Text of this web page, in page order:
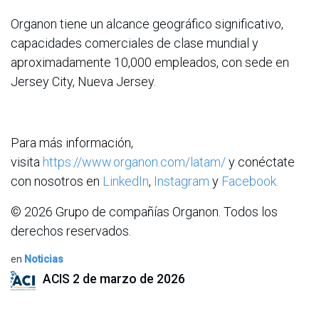
Organon tiene un alcance geográfico significativo,
capacidades comerciales de clase mundial y
aproximadamente 10,000 empleados, con sede en
Jersey City, Nueva Jersey.
Para más información,
visita https://www.organon.com/latam/y conéctate
con nosotros en LinkedIn, Instagram y Facebook.
© 2026 Grupo de compañías Organon. Todos los
derechos reservados.
en Noticias
ACIS 2 de marzo de 2026